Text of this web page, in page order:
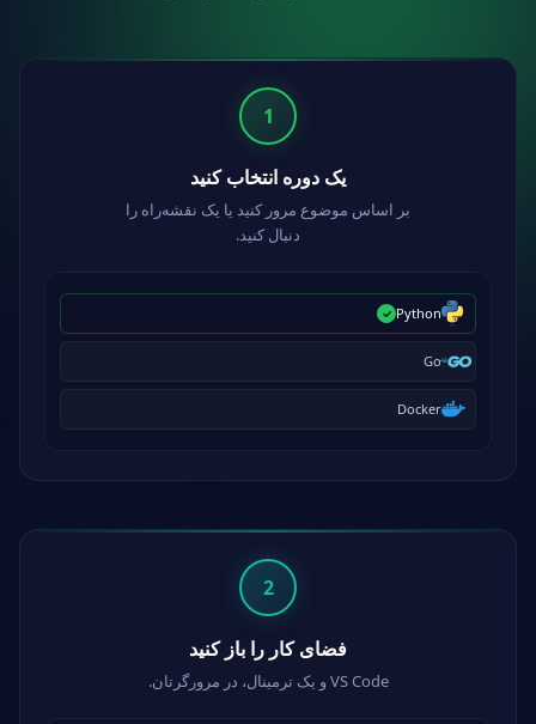
1
یک دوره انتخاب کنید
بر اساس موضوع مرور کنید یا یک نقشه‌راه را
دنبال کنید.
Python
Go
Docker
2
فضای کار را باز کنید
VS Code و یک ترمینال، در مرورگرتان.